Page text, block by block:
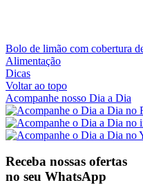
Bolo de limão com cobertura
Alimentação
Dicas
Voltar ao topo
Acompanhe nosso Dia a Dia
Receba nossas ofertas
no seu WhatsApp